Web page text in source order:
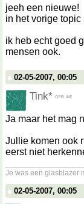
jeeh een nieuwe!
in het vorige
ik heb echt goed
mensen ook.
02-05-2007, 00:05
Tink*
Ja maar het mag
Jullie komen ook
eerst niet
Je was een glasblazer
02-05-2007, 00:05